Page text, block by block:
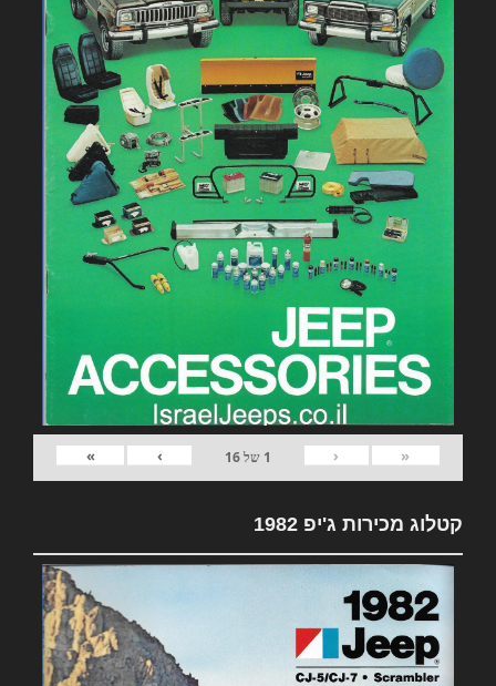
«
‹
1 של16
›
»
קטלוג מכירות ג'יפ 1982